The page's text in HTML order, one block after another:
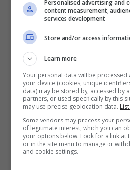
penitenziaria svilendo il
Oltre il 60% dei detenuti
totalità della giornata
canoniche ore d’aria. I
dell’alta sicurezza non
svolgere socialità nei
Ciò vale anche per i
di preparazione al
Personalised advertising and
content measurement,
services development
Store and/or access
Learn more
Your personal data will be
your device (cookies, unique
data) may be stored by, accessed by
partners, or used specifically by this
may use precise geolocation data.
Some vendors may process your
of legitimate interest, which you can
your options below. Look for a link at
or in the site menu to manage or
and cookie settings.